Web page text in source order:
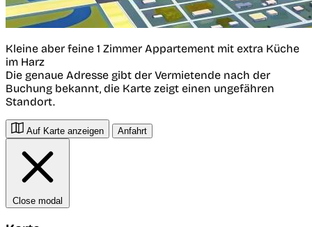
Kleine aber feine 1 Zimmer Appartement mit extra Küche
im Harz
Die genaue Adresse gibt der Vermietende nach der
Buchung bekannt, die Karte zeigt einen ungefähren
Standort.
Auf Karte anzeigen Anfahrt
Close modal